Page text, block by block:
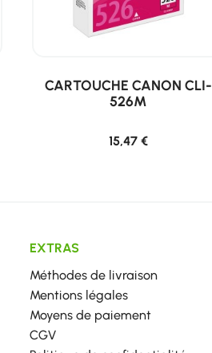
CARTOUCHE CANON CLI-
526M
15,47 €
EXTRAS
Méthodes de livraison
Mentions légales
Moyens de paiement
CGV